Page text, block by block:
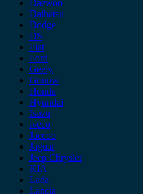
Daewoo
Daihatsu
Dodge
DS
Fiat
Ford
Geely
Gonow
Honda
Hyundai
Isuzu
iveco
Jaecoo
Jaguar
Jeep Chrysler
KIA
Lada
Lancia